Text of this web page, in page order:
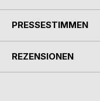
PRESSESTIMMEN
REZENSIONEN